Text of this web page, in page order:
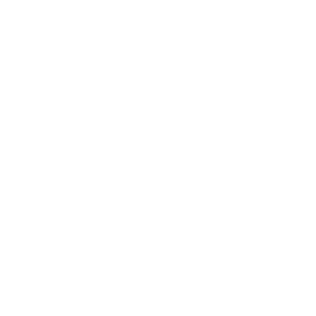
Zellentausch Umwidmung